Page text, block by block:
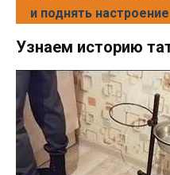
и поднять настроение
Узнаем историю